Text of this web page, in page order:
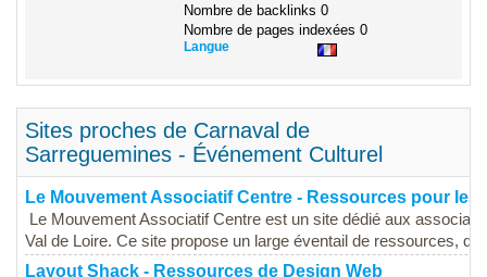
Nombre de backlinks 0
Nombre de pages indexées 0
Langue
Sites proches de Carnaval de
Sarreguemines - Événement Culturel
Le Mouvement Associatif Centre - Ressources pour les
Le Mouvement Associatif Centre est un site dédié aux
Val de Loire. Ce site propose un large éventail de ressources,
Layout Shack - Ressources de Design Web